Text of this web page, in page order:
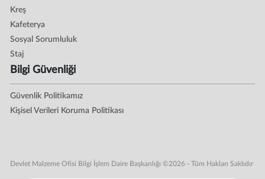
Kreş
Kafeterya
Sosyal Sorumluluk
Staj
Bilgi Güvenliği
Güvenlik Politikamız
Kişisel Verileri Koruma Politikası
Devlet Malzeme Ofisi Bilgi İşlem Daire Başkanlığı ©2026 - Tüm Hakları Saklıdır